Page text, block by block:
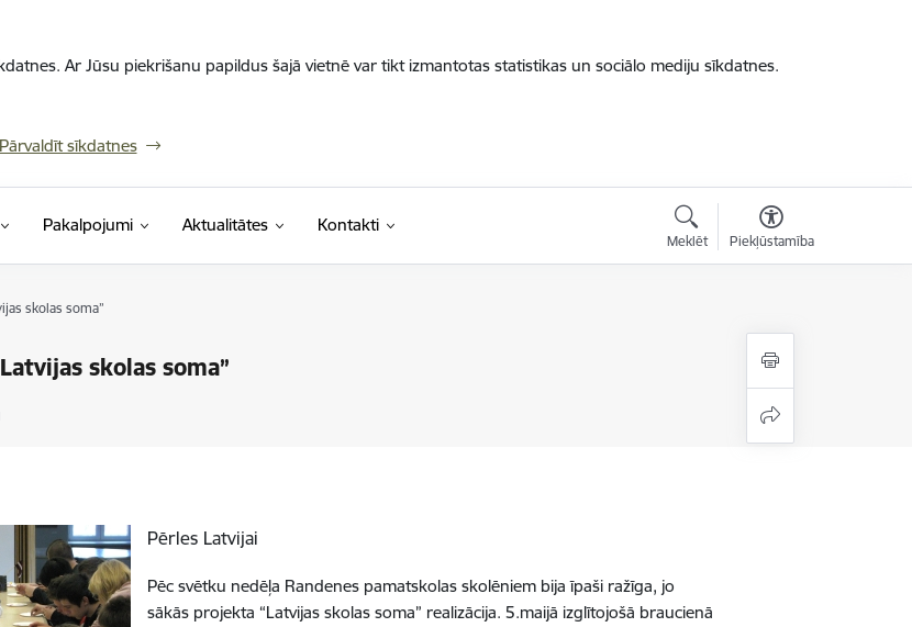
Ar Jūsu piekrišanu papildus šajā vietnē var tikt izmantotas statistikas un sociālo mediju sīkdatnes.
Pārvaldīt sīkdatnes
Pakalpojumi Aktualitātes Kontakti
Meklēt Piekļūstamība
skolas soma”
skolas soma”
Pērles Latvijai
Pēc svētku nedēļa Randenes pamatskolas skolēniem bija īpaši ražīga, jo
sākās projekta “Latvijas skolas soma” realizācija. 5.maijā izglītojošā braucienā